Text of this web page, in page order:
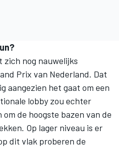
zich nog nauwelijks
Prix van Nederland. Dat
aangezien het gaat om een
lobby zou echter
de hoogste bazen van de
Op lager niveau is er
dit vlak proberen de